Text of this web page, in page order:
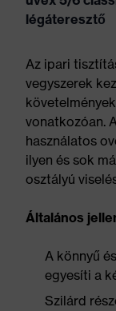
légáteresztő
Az ipari
vegyszerek
vonatkozóan.
használatos
ilyen és sok
osztályú
Általános
A könnyű
egyesíti a
Szilárd